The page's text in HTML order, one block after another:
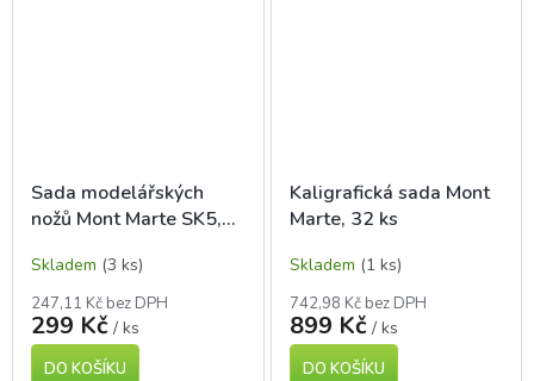
Sada modelářských
nožů Mont Marte SK5,
Skladem (3 ks)
247,11 Kč bez DPH
299 Kč / ks
DO KOŠÍKU
Kaligrafická sada Mont
Marte, 32 ks
Skladem (1 ks)
742,98 Kč bez DPH
899 Kč / ks
DO KOŠÍKU